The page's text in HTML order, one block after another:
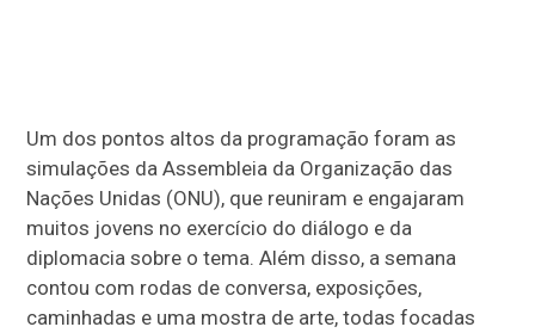
Um dos pontos altos da programação foram as
simulações da Assembleia da Organização das
Nações Unidas (ONU), que reuniram e engajaram
muitos jovens no exercício do diálogo e da
diplomacia sobre o tema. Além disso, a semana
contou com rodas de conversa, exposições,
caminhadas e uma mostra de arte, todas focadas